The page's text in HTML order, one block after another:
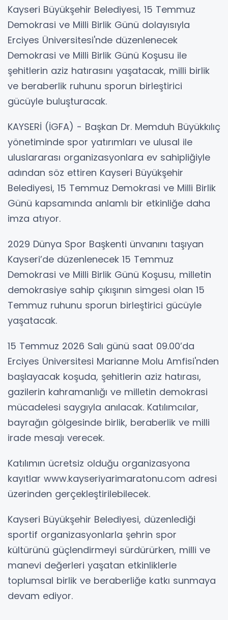
Kayseri Büyükşehir Belediyesi, 15 Temmuz
Demokrasi ve Milli Birlik Günü dolayısıyla
Erciyes Üniversitesi'nde düzenlenecek
Demokrasi ve Milli Birlik Günü Koşusu ile
şehitlerin aziz hatırasını yaşatacak, milli birlik
ve beraberlik ruhunu sporun birleştirici
gücüyle buluşturacak.
KAYSERİ (İGFA) - Başkan Dr. Memduh Büyükkılıç
yönetiminde spor yatırımları ve ulusal ile
uluslararası organizasyonlara ev sahipliğiyle
adından söz ettiren Kayseri Büyükşehir
Belediyesi, 15 Temmuz Demokrasi ve Milli Birlik
Günü kapsamında anlamlı bir etkinliğe daha
imza atıyor.
2029 Dünya Spor Başkenti ünvanını taşıyan
Kayseri’de düzenlenecek 15 Temmuz
Demokrasi ve Milli Birlik Günü Koşusu, milletin
demokrasiye sahip çıkışının simgesi olan 15
Temmuz ruhunu sporun birleştirici gücüyle
yaşatacak.
15 Temmuz 2026 Salı günü saat 09.00’da
Erciyes Üniversitesi Marianne Molu Amfisi'nden
başlayacak koşuda, şehitlerin aziz hatırası,
gazilerin kahramanlığı ve milletin demokrasi
mücadelesi saygıyla anılacak. Katılımcılar,
bayrağın gölgesinde birlik, beraberlik ve milli
irade mesajı verecek.
Katılımın ücretsiz olduğu organizasyona
kayıtlar www.kayseriyarimaratonu.com adresi
üzerinden gerçekleştirilebilecek.
Kayseri Büyükşehir Belediyesi, düzenlediği
sportif organizasyonlarla şehrin spor
kültürünü güçlendirmeyi sürdürürken, milli ve
manevi değerleri yaşatan etkinliklerle
toplumsal birlik ve beraberliğe katkı sunmaya
devam ediyor.